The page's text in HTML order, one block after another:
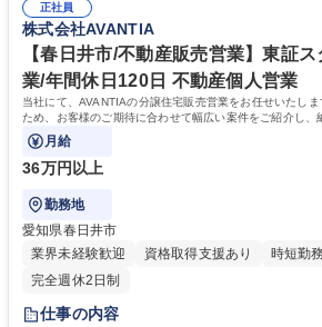
スマート内見等先進の取り組みにも積極的で、長
方にピッタリな環境です。 募集職種 【注文住宅営業/中部責任者候補】注
目の平屋専門ブランド/上場企業
くご経験をお持ちの方 【採用背景】当社は総合
その中のひとつの柱である注文住宅事業拡大のた
て頂ける人材を募集しています。 学歴・資格 学歴：大学院 大学 高専 短大
専修学校 高校 語学力： 資格：第一種運転免許普
正社員
株式会社AVANTIA
【春日井市/不動産販売営業】東証
業/年間休日120日 不動産個人営業
当社にて、AVANTIAの分譲住宅販売営業をお任せいたし
ため、お客様のご期待に合わせて幅広い案件をご紹介し、
ルティングが可能です。
月給
36万円以上
勤務地
愛知県春日井市
業界未経験歓迎
資格取得支援あり 時短勤
完全週休2日制
仕事の内容